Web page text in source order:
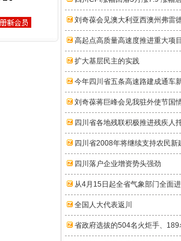
刘奇葆会见澳大利亚西澳州弗雷
高起点高质量高速度推进重大项
扩大基层民主的实践
今年四川省五条高速路建成通车
刘奇葆蒋巨峰会见我驻外使节国
四川省各地残联积极推进残疾人
四川省2008年将继续支持农民新
四川落户企业增资势头强劲
从4月15日起全省气象部门全面
全国人大代表返川
省政府选拔的504名火炬手、